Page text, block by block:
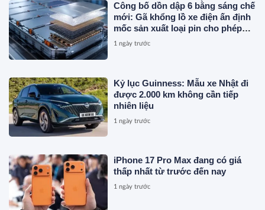
Công bố dồn dập 6 bằng sáng chế
mới: Gã khổng lồ xe điện ấn định
mốc sản xuất loại pin cho phép
sạc 1 lần đi từ Hà Nội đến TP.HCM
1 ngày trước
Kỷ lục Guinness: Mẫu xe Nhật đi
được 2.000 km không cần tiếp
nhiên liệu
1 ngày trước
iPhone 17 Pro Max đang có giá
thấp nhất từ trước đến nay
1 ngày trước